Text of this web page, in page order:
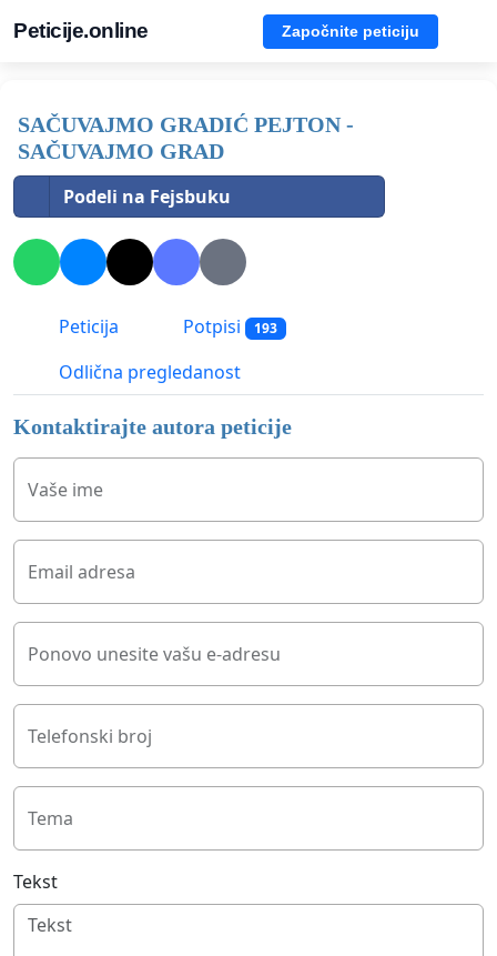
Peticije.online Započnite peticiju
SAČUVAJMO GRADIĆ PEJTON -
SAČUVAJMO GRAD
Podeli na Fejsbuku
Peticija Potpisi 193
Odlična pregledanost
Kontaktirajte autora peticije
Vaše ime
Email adresa
Ponovo unesite vašu e-adresu
Telefonski broj
Tema
Tekst